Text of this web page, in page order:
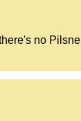
no